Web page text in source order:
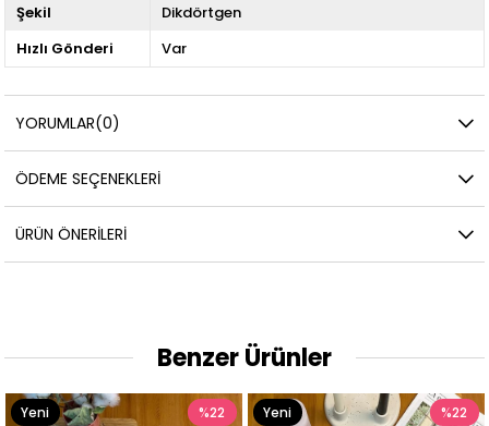
Şekil
Dikdörtgen
Hızlı Gönderi
Var
YORUMLAR(0)
ÖDEME SEÇENEKLERI
ÜRÜN ÖNERILERI
Benzer Ürünler
%22
Yeni
Yeni